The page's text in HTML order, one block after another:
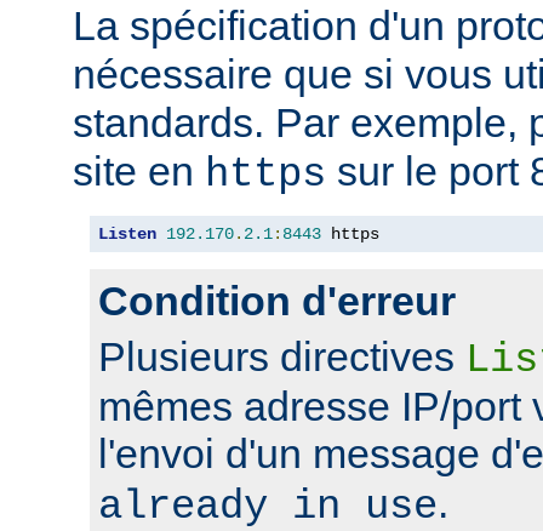
La spécification d'un
nécessaire que si vous
standards. Par exemple,
site en https sur le port
Listen 192.170. 2.1: 8443 https
Condition d'erreur
Plusieurs directives
mêmes adresse IP/port
l'envoi d'un message
already in use.